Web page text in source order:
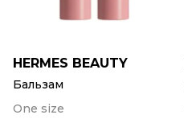
HERMES BEAUTY
Бальзам
One size